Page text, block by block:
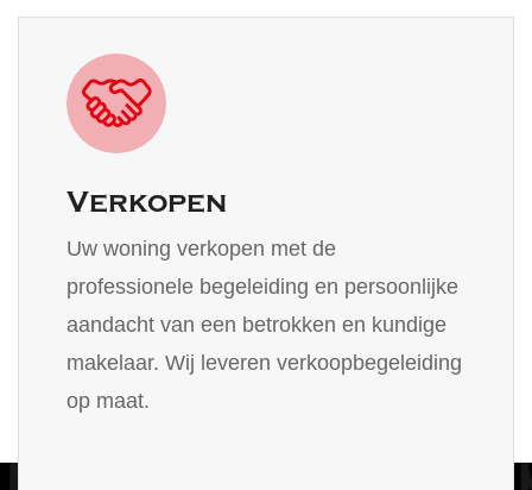
Verkopen
Uw woning verkopen met de
professionele begeleiding en persoonlijke
aandacht van een betrokken en kundige
makelaar. Wij leveren verkoopbegeleiding
op maat.